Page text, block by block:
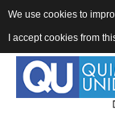
We use cookies to
I accept cookies from